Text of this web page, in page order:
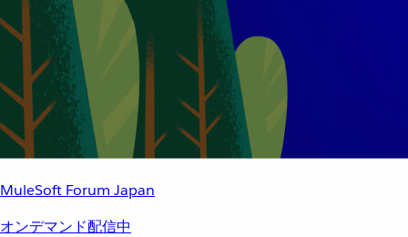
MuleSoft Forum Japan
オンデマンド配信中